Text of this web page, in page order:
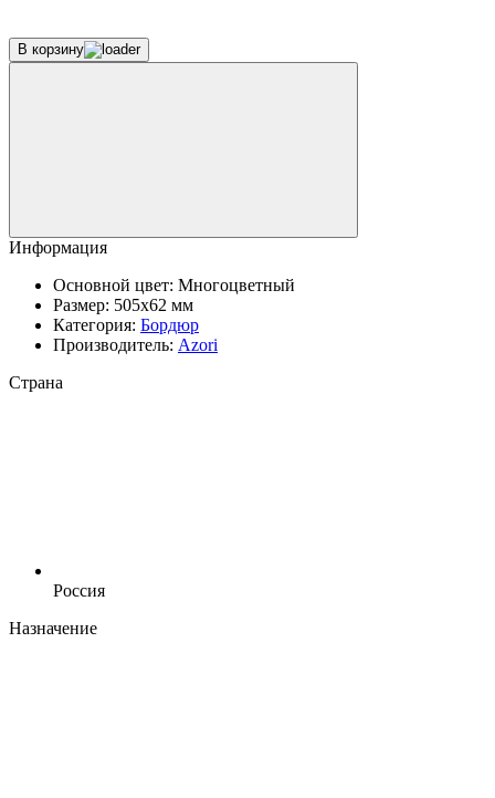
В корзину
Информация
Основной цвет: Многоцветный
Размер: 505x62 мм
Категория: Бордюр
Производитель: Azori
Страна
Россия
Назначение